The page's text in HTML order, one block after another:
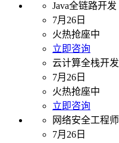
Java全链路开发
7月26日
火热抢座中
立即咨询
云计算全栈开发
7月26日
火热抢座中
立即咨询
网络安全工程师
7月26日